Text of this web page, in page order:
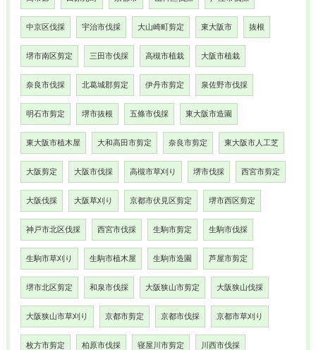
中京区伐採 宇治市伐採 大山崎町剪定 東大阪市 抜根
堺市南区剪定 三田市伐採 高槻市植栽 大阪市植栽
奈良市伐採 北葛城郡剪定 伊丹市剪定 泉佐野市伐採
明石市剪定 堺市抜根 五條市伐採 東大阪市造園
東大阪市植木屋 大和高田市剪定 奈良市剪定 東大阪市人工芝
大阪剪定 大阪市伐採 高槻市草刈り 堺市伐採 西宮市剪定
大阪伐採 大阪草刈り 京都市伏見区剪定 堺市西区剪定
神戸市北区伐採 西宮市伐採 生駒市剪定 生駒市伐採
生駒市草刈り 生駒市植木屋 生駒市造園 芦屋市剪定
堺市北区剪定 和泉市伐採 大阪狭山市剪定 大阪狭山伐採
大阪狭山市草刈り 京都市剪定 京都市伐採 京都市草刈り
枚方市剪定 柏原市伐採 寝屋川市剪定 川西市伐採